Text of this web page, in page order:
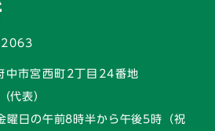
市宮西町2丁目24番地
代表）
曜日の午前8時半から午後5時 （祝